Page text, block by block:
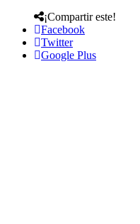
¡Compartir este!
Facebook
Twitter
Google Plus